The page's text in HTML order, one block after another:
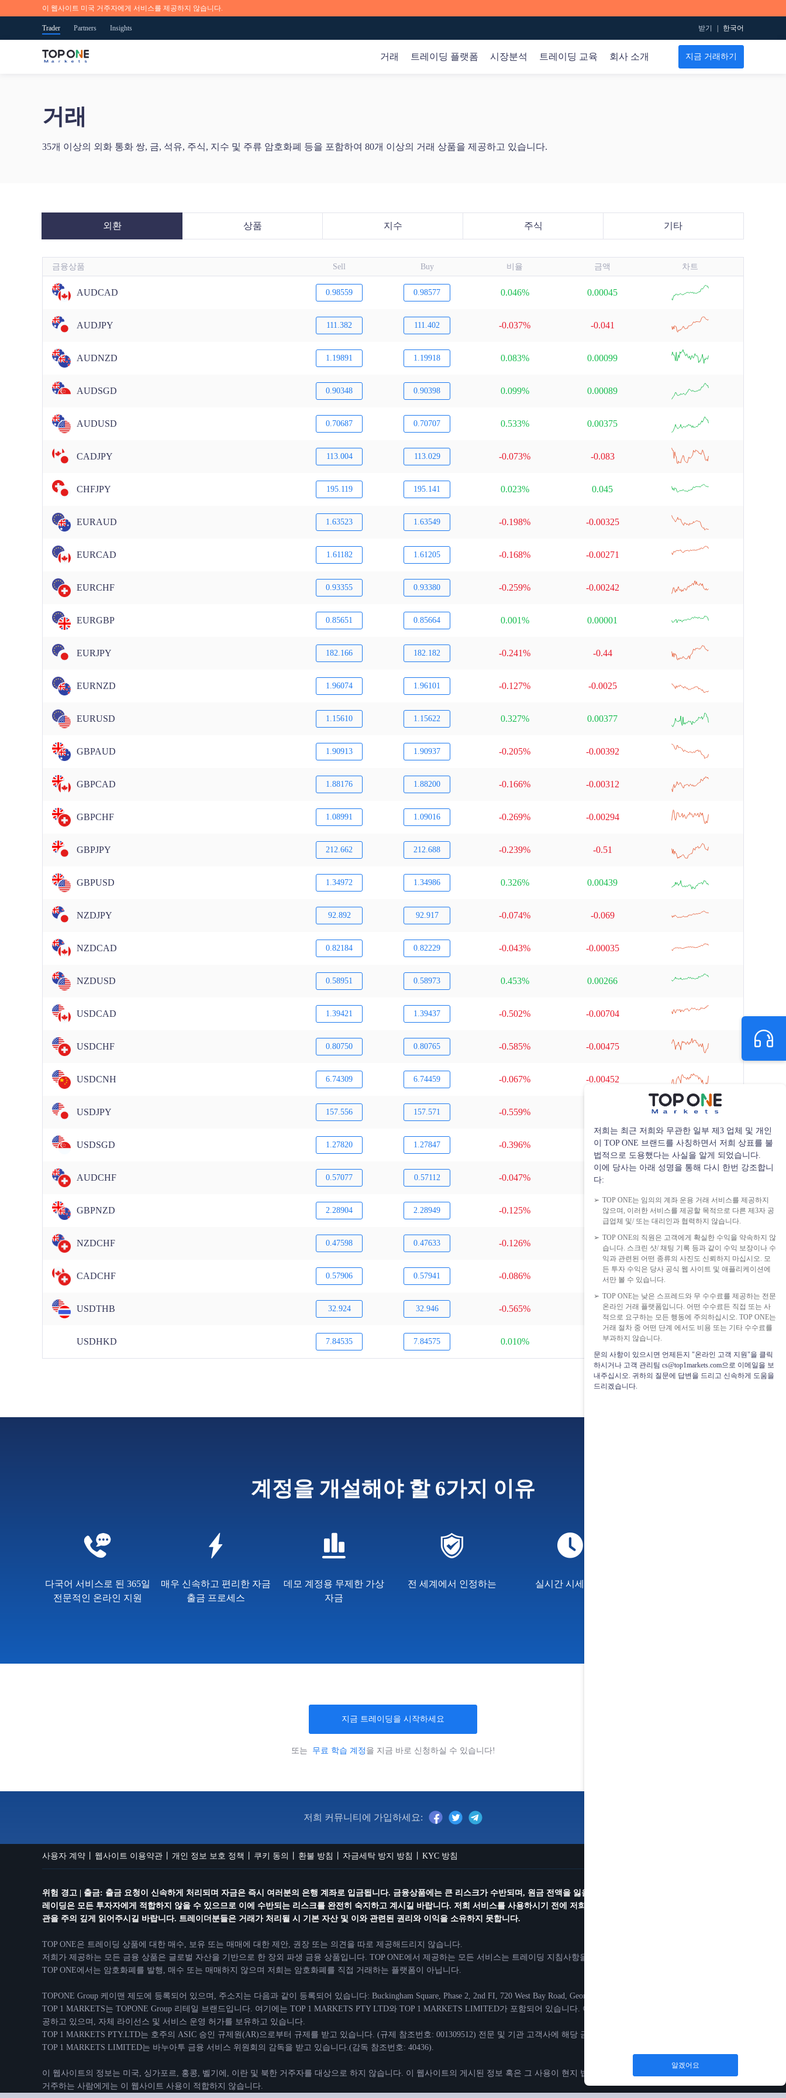
저희는 최근 저희와 무관한 일부 제3 업체 및 개인
이 TOP ONE 브랜드를 사칭하면서 저희 상표를 불
법적으로 도용했다는 사실을 알게 되었습니다.
이에 당사는 아래 성명을 통해 다시 한번 강조합니
다:
TOP ONE는 임의의 계좌 운용 거래 서비스를 제공하지
않으며, 이러한 서비스를 제공할 목적으로 다른 제3자 공
급업체 및/ 또는 대리인과 협력하지 않습니다.
TOP ONE의 직원은 고객에게 확실한 수익을 약속하지 않
습니다. 스크린 샷/ 채팅 기록 등과 같이 수익 보장이나 수
익과 관련된 어떤 종류의 사진도 신뢰하지 마십시오. 모
든 투자 수익은 당사 공식 웹 사이트 및 애플리케이션에
서만 볼 수 있습니다.
TOP ONE는 낮은 스프레드와 무 수수료를 제공하는 전문
온라인 거래 플랫폼입니다. 어떤 수수료든 직접 또는 사
적으로 요구하는 모든 행동에 주의하십시오. TOP ONE는
거래 절차 중 어떤 단계 에서도 비용 또는 기타 수수료를
부과하지 않습니다.
문의 사항이 있으시면 언제든지 "온라인 고객 지원"을 클릭
하시거나 고객 관리팀 cs@top1markets.com으로 이메일을 보
내주십시오. 귀하의 질문에 답변을 드리고 신속하게 도움을
드리겠습니다.
알겠어요
이 웹사이트 미국 거주자에게 서비스를 제공하지 않습니다.
Trader Partners Insights 받기 한국어
거래
글로벌 시장으로 접근하기
호화폐 등을 포함하여 80개 이상의 거래 상품을 제공하고
무료 데모 계정을 사용해보세요.
지수
이슬람 계정
트레이딩 플랫폼
언제 어디서든지 거래해보세요.
Android APK 다운로드를 하시려면 스캔을 해주세요.
Android용 MT5
시장분석
시장 뉴스 및 연구
략 참고사항, 최근 상황을 잘 파악해두세요.
시장 기회
인베스트먼트 뱅크 오더(Investment Bank Order)
트레이딩 교육
교육 개요
계에 있는지 도움을 드릴 수 있습니다.
제품
회사 소개
TOP ONE 소개
는 업체입니다. 저희의 혁신적인 플랫폼과 애플리케이션
고객 자금 보호
수익은 어떻게 내나요?
지금 거래하기
거래
35개 이상의 외화 통화 쌍, 금, 석유, 주식, 지수 및 주류 암호화폐 등을 포함하여 80개 이상의 거래 상품을 제공하고 있습니다.
외환 상품 지수 주식 기타
금융상품 Sell Buy 비율 금액 차트
AUDCAD 0.98559 0.98577 0.046% 0.00045
AUDJPY 111.382 111.402 -0.037% -0.041
AUDNZD 1.19891 1.19918 0.083% 0.00099
AUDSGD 0.90348 0.90398 0.099% 0.00089
AUDUSD 0.70687 0.70707 0.533% 0.00375
CADJPY 113.004 113.029 -0.073% -0.083
CHFJPY 195.119 195.141 0.023% 0.045
EURAUD 1.63523 1.63549 -0.198% -0.00325
EURCAD 1.61182 1.61205 -0.168% -0.00271
EURCHF 0.93355 0.93380 -0.259% -0.00242
EURGBP 0.85651 0.85664 0.001% 0.00001
EURJPY 182.166 182.182 -0.241% -0.44
EURNZD 1.96074 1.96101 -0.127% -0.0025
EURUSD 1.15610 1.15622 0.327% 0.00377
GBPAUD 1.90913 1.90937 -0.205% -0.00392
GBPCAD 1.88176 1.88200 -0.166% -0.00312
GBPCHF 1.08991 1.09016 -0.269% -0.00294
GBPJPY 212.662 212.688 -0.239% -0.51
GBPUSD 1.34972 1.34986 0.326% 0.00439
NZDJPY 92.892 92.917 -0.074% -0.069
NZDCAD 0.82184 0.82229 -0.043% -0.00035
NZDUSD 0.58951 0.58973 0.453% 0.00266
USDCAD 1.39421 1.39437 -0.502% -0.00704
USDCHF 0.80750 0.80765 -0.585% -0.00475
USDCNH 6.74309 6.74459 -0.067% -0.00452
USDJPY 157.556 157.571 -0.559% null
USDSGD 1.27820 1.27847 -0.396% -0.00508 null
AUDCHF 0.57077 0.57112 -0.047% -0.00027
GBPNZD 2.28904 2.28949 -0.125% -0.00287 null
NZDCHF 0.47598 0.47633 -0.126% -0.0006 null
CADCHF 0.57906 0.57941 -0.086% -0.0005 null
USDTHB 32.924 32.946 -0.565% -0.187 null
USDHKD 7.84535 7.84575 0.010% 0.00081 null
계정을 개설해야 할 6가지 이유
다국어 서비스로 된 365일
전문적인 온라인 지원
매우 신속하고 편리한 자금
출금 프로세스
데모 계정용 무제한 가상
자금
전 세계에서 인정하는 실시간 시세 알림
지금 트레이딩을 시작하세요
또는 무료 학습 계정 을 지금 바로 신청하실 수 있습니다!
저희 커뮤니티에 가입하세요:
사용자 계약 웹사이트 이용약관 개인 정보 보호 정책 쿠키 동의 환불 방침 자금세탁 방지 방침 KYC 방침
위험 경고 | 출금: 출금 요청이 신속하게 처리되며 자금은 즉시 여러분의 은행 계좌로 입금됩니다. 금융상품에는 큰 리스크가 수반되며, 원금 전액을 잃을 수 있음에 유의하시길 바랍니다. 마진 트
레이딩은 모든 투자자에게 적합하지 않을 수 있으므로 이에 수반되는 리스크를 완전히 숙지하고 계시길 바랍니다. 저희 서비스를 사용하시기 전에 저희가 명시해 놓은 리스크 관련 경고 및 이용 약
관을 주의 깊게 읽어주시길 바랍니다. 트레이더분들은 거래가 처리될 시 기본 자산 및 이와 관련된 권리와 이익을 소유하지 못합니다.
TOP ONE은 트레이딩 상품에 대한 매수, 보유 또는 매매에 대한 제안, 권장 또는 의견을 따로 제공해드리지 않습니다.
저희가 제공하는 모든 금융 상품은 글로벌 자산을 기반으로 한 장외 파생 금융 상품입니다. TOP ONE에서 제공하는 모든 서비스는 트레이딩 지침사항을 실행하는 것을 기반으로 하고 있습니다.
TOP ONE에서는 암호화폐를 발행, 매수 또는 매매하지 않으며 저희는 암호화폐를 직접 거래하는 플랫폼이 아닙니다.
TOPONE Group 케이맨 제도에 등록되어 있으며, 주소지는 다음과 같이 등록되어 있습니다: Buckingham Square, Phase 2, 2nd FI, 720 West Bay Road, George Town, Grand Cayman, Cayman Islands.
TOP 1 MARKETS는 TOPONE Group 리테일 브랜드입니다. 여기에는 TOP 1 MARKETS PTY LTD와 TOP 1 MARKETS LIMITED가 포함되어 있습니다. 이 회사들에서는 현지 규정 하에 서비스를 제
공하고 있으며, 자체 라이선스 및 서비스 운영 허가를 보유하고 있습니다.
TOP 1 MARKETS PTY.LTD는 호주의 ASIC 승인 규제원(AR)으로부터 규제를 받고 있습니다. (규제 참조번호: 001309512) 전문 및 기관 고객사에 해당 금융 서비스를 제공하고 있습니다.
TOP 1 MARKETS LIMITED는 바누아투 금융 서비스 위원회의 감독을 받고 있습니다.(감독 참조번호: 40436).
이 웹사이트의 정보는 미국, 싱가포르, 홍콩, 벨기에, 이란 및 북한 거주자를 대상으로 하지 않습니다. 이 웹사이트의 게시된 정보 혹은 그 사용이 현지 법률 또는 규정의 위반인 국가 혹은 관할권에
거주하는 사람에게는 이 웹사이트 사용이 적합하지 않습니다.